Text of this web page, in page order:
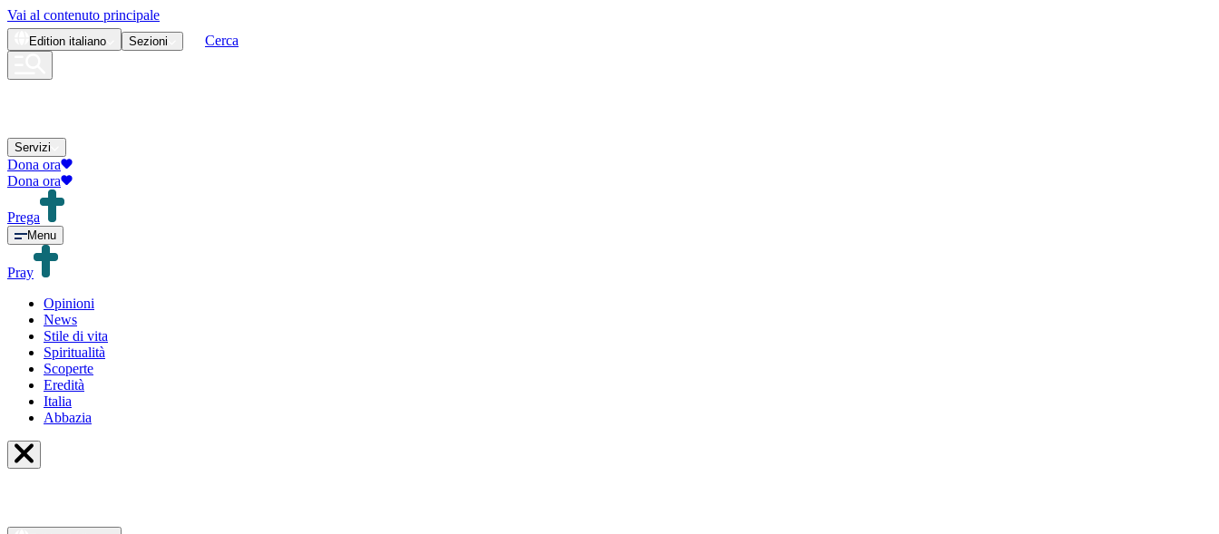
Vai al contenuto principale
Edition italiano Sezioni Cerca
Servizi
Dona ora
Dona ora
Prega
Menu
Pray
Opinioni
News
Stile di vita
Spiritualità
Scoperte
Eredità
Italia
Abbazia